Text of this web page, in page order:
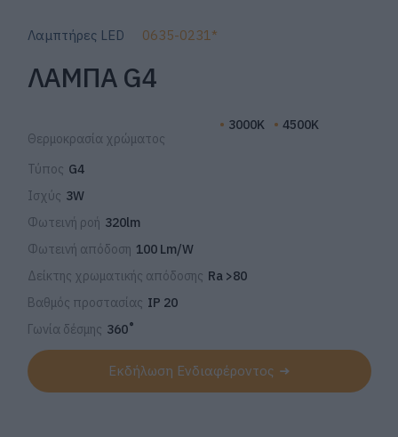
0635-0231*
Λαμπτήρες LED
ΛΑΜΠΑ G4
Θερμοκρασία χρώματος
3000K 4500K
Τύπος G4
Ισχύς 3W
Φωτεινή ροή 320lm
Φωτεινή απόδοση 100 Lm/W
Δείκτης χρωματικής απόδοσης Ra >80
Βαθμός προστασίας IP 20
Γωνία δέσμης 360˚
Εκδήλωση Ενδιαφέροντος